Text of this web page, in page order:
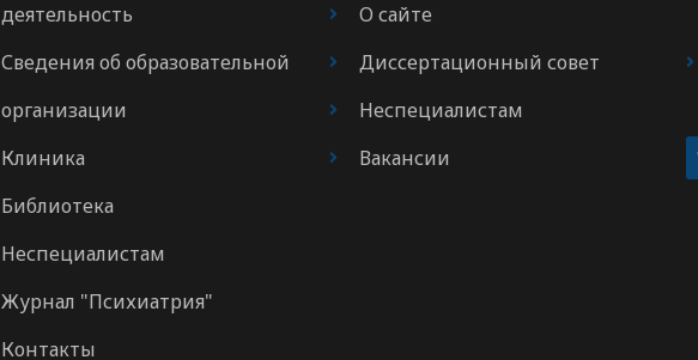
деятельность
Сведения об образовательной
организации
Клиника
Библиотека
Неспециалистам
Журнал "Психиатрия"
Контакты
О сайте
Диссертационный совет
Неспециалистам
Вакансии